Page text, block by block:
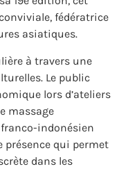
fédératrice
asiatiques.
à travers une
Le public
lors d’ateliers
massage
indonésien
présence qui permet
dans les